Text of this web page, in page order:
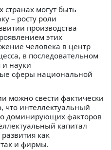
странах могут быть
– росту роли
производства
этих
человека в центр
в последовательном
науки
сферы национальной
можно свести фактически
что интеллектуальный
доминирующих факторов
капитал
как
и фирмы.